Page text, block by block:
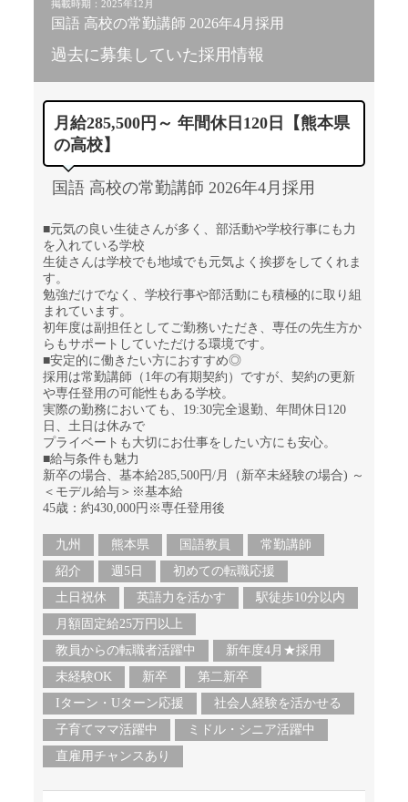
掲載時期：2025年12月
国語 高校の常勤講師 2026年4月採用
過去に募集していた採用情報
月給285,500円～ 年間休日120日【熊本県
の高校】
国語 高校の常勤講師 2026年4月採用
■元気の良い生徒さんが多く、部活動や学校行事にも力
を入れている学校
生徒さんは学校でも地域でも元気よく挨拶をしてくれま
す。
勉強だけでなく、学校行事や部活動にも積極的に取り組
まれています。
初年度は副担任としてご勤務いただき、専任の先生方か
らもサポートしていただける環境です。
■安定的に働きたい方におすすめ◎
採用は常勤講師（1年の有期契約）ですが、契約の更新
や専任登用の可能性もある学校。
実際の勤務においても、19:30完全退勤、年間休日120
日、土日は休みで
プライベートも大切にお仕事をしたい方にも安心。
■給与条件も魅力
新卒の場合、基本給285,500円/月（新卒未経験の場合) ～
＜モデル給与＞※基本給
45歳：約430,000円※専任登用後
九州 熊本県 国語教員
常勤講師
紹介
週5日
初めての転職応援
土日祝休
英語力を活かす
駅徒歩10分以内
月額固定給25万円以上
教員からの転職者活躍中
新年度4月★採用
未経験OK
新卒
第二新卒
Iターン・Uターン応援
社会人経験を活かせる
子育てママ活躍中
ミドル・シニア活躍中
直雇用チャンスあり